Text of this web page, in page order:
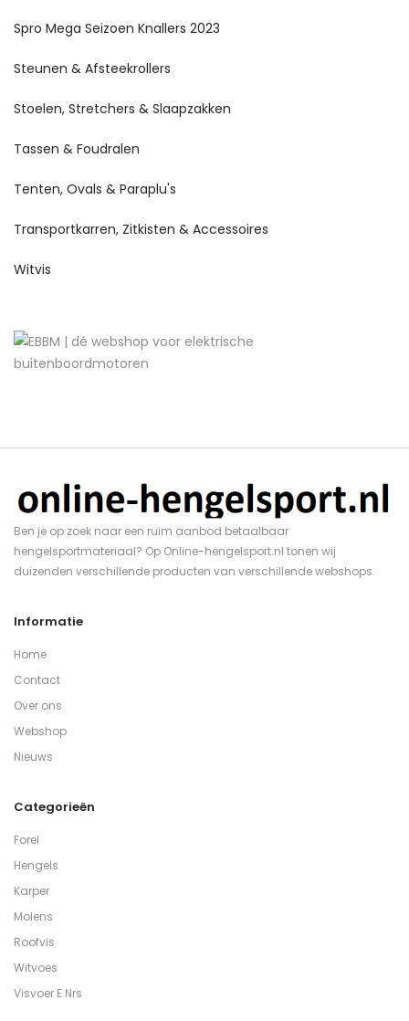
Spro Mega Seizoen Knallers 2023
Steunen & Afsteekrollers
Stoelen, Stretchers & Slaapzakken
Tassen & Foudralen
Tenten, Ovals & Paraplu's
Transportkarren, Zitkisten & Accessoires
Witvis
Ben je op zoek naar een ruim aanbod betaalbaar
hengelsportmateriaal? Op Online-hengelsport.nl tonen wij
duizenden verschillende producten van verschillende webshops.
Informatie
Home
Contact
Over ons
Webshop
Nieuws
Categorieën
Forel
Hengels
Karper
Molens
Roofvis
Witvoes
Visvoer E Nrs